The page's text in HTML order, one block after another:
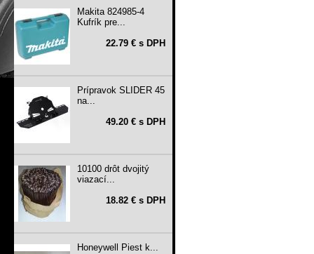
Makita 824985-4
Kufrík pre...
22.79 € s DPH
Prípravok SLIDER 45
na...
49.20 € s DPH
10100 drôt dvojitý
viazací...
18.82 € s DPH
Honeywell Piest k...